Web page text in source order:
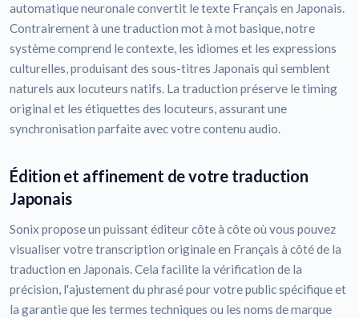
automatique neuronale convertit le texte Français en Japonais.
Contrairement à une traduction mot à mot basique, notre
système comprend le contexte, les idiomes et les expressions
culturelles, produisant des sous-titres Japonais qui semblent
naturels aux locuteurs natifs. La traduction préserve le timing
original et les étiquettes des locuteurs, assurant une
synchronisation parfaite avec votre contenu audio.
Édition et affinement de votre traduction
Japonais
Sonix propose un puissant éditeur côte à côte où vous pouvez
visualiser votre transcription originale en Français à côté de la
traduction en Japonais. Cela facilite la vérification de la
précision, l'ajustement du phrasé pour votre public spécifique et
la garantie que les termes techniques ou les noms de marque